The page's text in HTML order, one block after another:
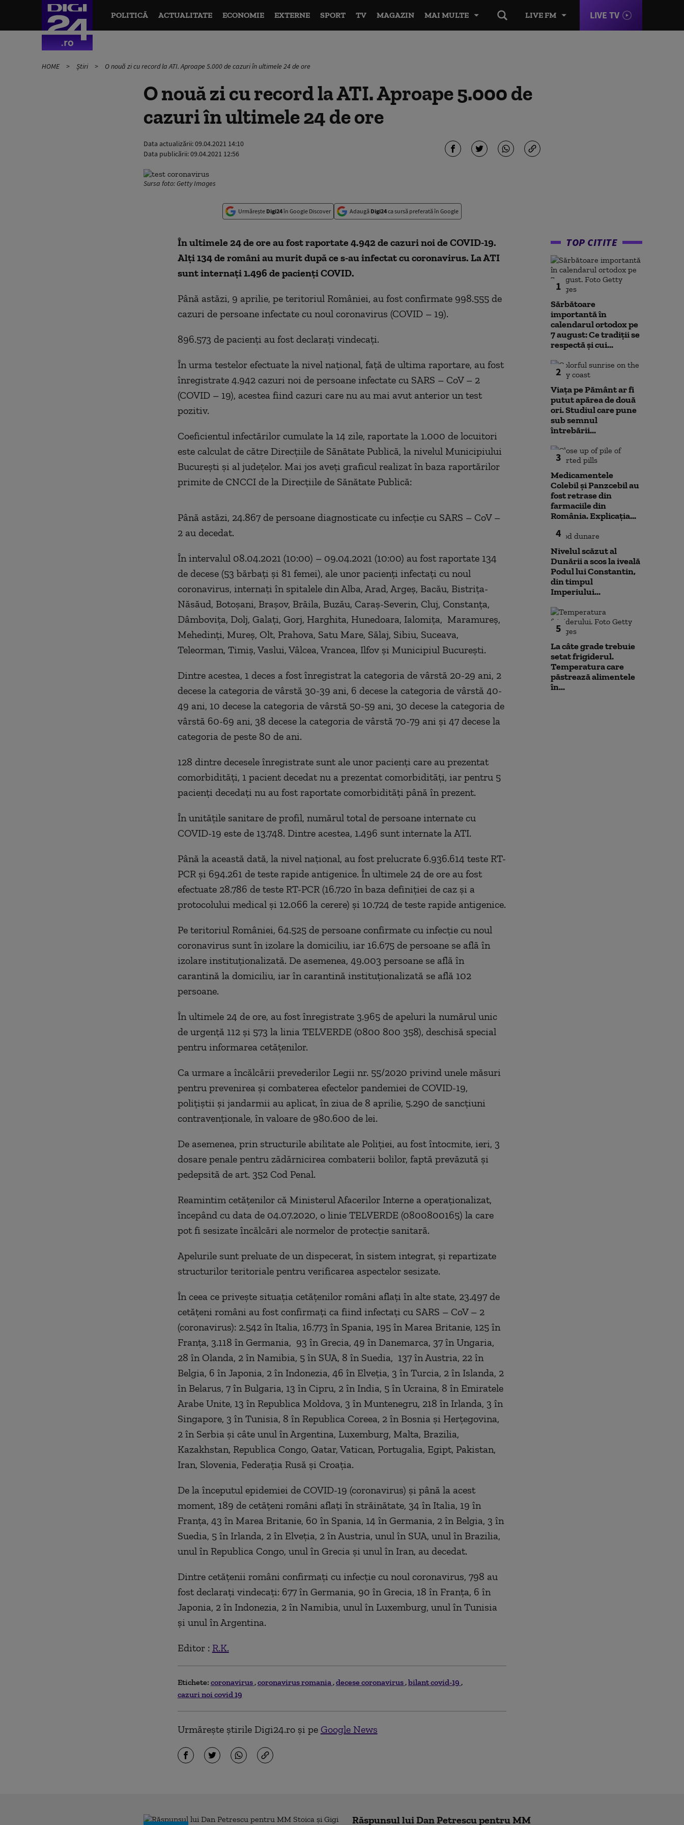
LIVE FM LIVE TV
POLITICĂ ACTUALITATE ECONOMIE EXTERNE SPORT TV MAGAZIN MAI MULTE
HOME Știri O nouă zi cu record la ATI. Aproape 5.000 de cazuri în ultimele 24 de ore
O nouă zi cu record la ATI. Aproape 5.000 de
cazuri în ultimele 24 de ore
Data actualizării:09.04.2021 14:10
Data publicării:09.04.2021 12:56
Sursa foto: Getty Images
Urmărește Digi24în Google Discover Adaugă Digi24ca sursă preferată în Google
În ultimele 24 de ore au fost raportate 4.942 de cazuri noi de COVID-19.
Alți 134 de români au murit după ce s-au infectat cu coronavirus. La ATI
sunt internați 1.496 de pacienți COVID.
Până astăzi, 9 aprilie, pe teritoriul României, au fost confirmate 998.555 de
cazuri de persoane infectate cu noul coronavirus (COVID – 19).
896.573 de pacienți au fost declarați vindecați.
În urma testelor efectuate la nivel național, față de ultima raportare, au fost
înregistrate 4.942 cazuri noi de persoane infectate cu SARS – CoV – 2
(COVID – 19), acestea fiind cazuri care nu au mai avut anterior un test
pozitiv.
Coeficientul infectărilor cumulate la 14 zile, raportate la 1.000 de locuitori
este calculat de către Direcțiile de Sănătate Publică, la nivelul Municipiului
București și al județelor. Mai jos aveți graficul realizat în baza raportărilor
primite de CNCCI de la Direcțiile de Sănătate Publică:
Până astăzi, 24.867 de persoane diagnosticate cu infecție cu SARS – CoV –
2 au decedat.
În intervalul 08.04.2021 (10:00) – 09.04.2021 (10:00) au fost raportate 134
de decese (53 bărbați și 81 femei), ale unor pacienți infectați cu noul
coronavirus, internați în spitalele din Alba, Arad, Argeș, Bacău, Bistrița-
Năsăud, Botoșani, Brașov, Brăila, Buzău, Caraș-Severin, Cluj, Constanța,
Dâmbovița, Dolj, Galați, Gorj, Harghita, Hunedoara, Ialomița, Maramureș,
Mehedinți, Mureș, Olt, Prahova, Satu Mare, Sălaj, Sibiu, Suceava,
Teleorman, Timiș, Vaslui, Vâlcea, Vrancea, Ilfov și Municipiul București.
Dintre acestea, 1 deces a fost înregistrat la categoria de vârstă 20-29 ani, 2
decese la categoria de vârstă 30-39 ani, 6 decese la categoria de vârstă 40-
49 ani, 10 decese la categoria de vârstă 50-59 ani, 30 decese la categoria de
vârstă 60-69 ani, 38 decese la categoria de vârstă 70-79 ani și 47 decese la
categoria de peste 80 de ani.
128 dintre decesele înregistrate sunt ale unor pacienți care au prezentat
comorbidități, 1 pacient decedat nu a prezentat comorbidități, iar pentru 5
pacienți decedați nu au fost raportate comorbidități până în prezent.
În unitățile sanitare de profil, numărul total de persoane internate cu
COVID-19 este de 13.748. Dintre acestea, 1.496 sunt internate la ATI.
Până la această dată, la nivel național, au fost prelucrate 6.936.614 teste RT-
PCR și 694.261 de teste rapide antigenice. În ultimele 24 de ore au fost
efectuate 28.786 de teste RT-PCR (16.720 în baza definiției de caz și a
protocolului medical și 12.066 la cerere) și 10.724 de teste rapide antigenice.
Pe teritoriul României, 64.525 de persoane confirmate cu infecție cu noul
coronavirus sunt în izolare la domiciliu, iar 16.675 de persoane se află în
izolare instituționalizată. De asemenea, 49.003 persoane se află în
carantină la domiciliu, iar în carantină instituționalizată se află 102
persoane.
În ultimele 24 de ore, au fost înregistrate 3.965 de apeluri la numărul unic
de urgență 112 și 573 la linia TELVERDE (0800 800 358), deschisă special
pentru informarea cetățenilor.
Ca urmare a încălcării prevederilor Legii nr. 55/2020 privind unele măsuri
pentru prevenirea și combaterea efectelor pandemiei de COVID-19,
polițiștii și jandarmii au aplicat, în ziua de 8 aprilie, 5.290 de sancţiuni
contravenţionale, în valoare de 980.600 de lei.
De asemenea, prin structurile abilitate ale Poliției, au fost întocmite, ieri, 3
dosare penale pentru zădărnicirea combaterii bolilor, faptă prevăzută și
pedepsită de art. 352 Cod Penal.
Reamintim cetățenilor că Ministerul Afacerilor Interne a operaționalizat,
începând cu data de 04.07.2020, o linie TELVERDE (0800800165) la care
pot fi sesizate încălcări ale normelor de protecție sanitară.
Apelurile sunt preluate de un dispecerat, în sistem integrat, și repartizate
structurilor teritoriale pentru verificarea aspectelor sesizate.
În ceea ce privește situația cetățenilor români aflați în alte state, 23.497 de
cetățeni români au fost confirmați ca fiind infectați cu SARS – CoV – 2
(coronavirus): 2.542 în Italia, 16.773 în Spania, 195 în Marea Britanie, 125 în
Franța, 3.118 în Germania, 93 în Grecia, 49 în Danemarca, 37 în Ungaria,
28 în Olanda, 2 în Namibia, 5 în SUA, 8 în Suedia, 137 în Austria, 22 în
Belgia, 6 în Japonia, 2 în Indonezia, 46 în Elveția, 3 în Turcia, 2 în Islanda, 2
în Belarus, 7 în Bulgaria, 13 în Cipru, 2 în India, 5 în Ucraina, 8 în Emiratele
Arabe Unite, 13 în Republica Moldova, 3 în Muntenegru, 218 în Irlanda, 3 în
Singapore, 3 în Tunisia, 8 în Republica Coreea, 2 în Bosnia și Herțegovina,
2 în Serbia și câte unul în Argentina, Luxemburg, Malta, Brazilia,
Kazakhstan, Republica Congo, Qatar, Vatican, Portugalia, Egipt, Pakistan,
Iran, Slovenia, Federația Rusă și Croația.
De la începutul epidemiei de COVID-19 (coronavirus) și până la acest
moment, 189 de cetățeni români aflați în străinătate, 34 în Italia, 19 în
Franța, 43 în Marea Britanie, 60 în Spania, 14 în Germania, 2 în Belgia, 3 în
Suedia, 5 în Irlanda, 2 în Elveția, 2 în Austria, unul în SUA, unul în Brazilia,
unul în Republica Congo, unul în Grecia și unul în Iran, au decedat.
Dintre cetățenii români confirmați cu infecție cu noul coronavirus, 798 au
fost declarați vindecați: 677 în Germania, 90 în Grecia, 18 în Franța, 6 în
Japonia, 2 în Indonezia, 2 în Namibia, unul în Luxemburg, unul în Tunisia
și unul în Argentina.
Editor : R.K.
Etichete: coronavirus coronavirus romania decese coronavirus bilant covid-19
cazuri noi covid 19
Urmărește știrile Digi24.ro și pe Google News
TOP CITITE
1
Sărbătoare
importantă în
calendarul ortodox pe
7 august: Ce tradiții se
respectă și cui...
2
Viața pe Pământ ar fi
putut apărea de două
ori. Studiul care pune
sub semnul
întrebării...
3
Medicamentele
Colebil și Panzcebil au
fost retrase din
farmaciile din
România. Explicația...
4
Nivelul scăzut al
Dunării a scos la iveală
Podul lui Constantin,
din timpul
Imperiului...
5
La câte grade trebuie
setat frigiderul.
Temperatura care
păstrează alimentele
în...
Răspunsul lui Dan Petrescu pentru MM